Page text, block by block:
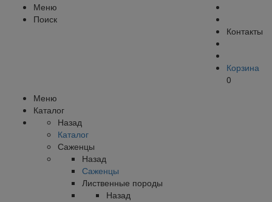
Контакты
Корзина
0
Меню
Поиск
Меню
Каталог
Назад
Каталог
Саженцы
Назад
Саженцы
Лиственные породы
Назад